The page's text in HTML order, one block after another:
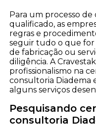
Para um processo
qualificado, as
regras e
seguir tudo o que for
de fabricação ou
diligência. A
profissionalismo na
consultoria Diadema
alguns serviços
Pesquisando
consultoria